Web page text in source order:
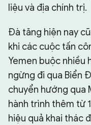
liệu và địa chính trị.
Đà tăng hiện nay
khi các cuộc tấn
Yemen buộc nhiều
ngừng đi qua Biển
chuyển hướng qua
hành trình thêm từ
hiệu quả khai thác